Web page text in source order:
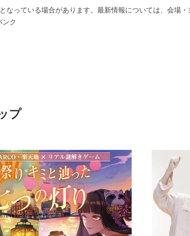
なっている場合があります。最新情報については、会場・
ク
プ